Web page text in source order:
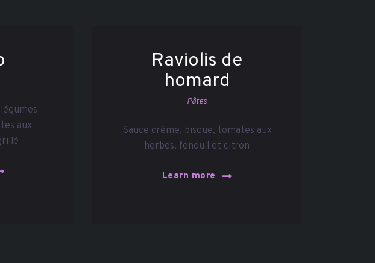
aux
Raviolis de
homard
Pâtes
Sauce crème, bisque, tomates aux
herbes, fenouil et citron
Learn more